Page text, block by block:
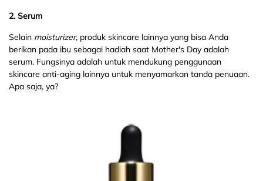
2. Serum
Selain moisturizer, produk skincare lainnya yang bisa Anda
berikan pada ibu sebagai hadiah saat Mother's Day adalah
serum. Fungsinya adalah untuk mendukung penggunaan
skincare anti-aging lainnya untuk menyamarkan tanda penuaan.
Apa saja, ya?